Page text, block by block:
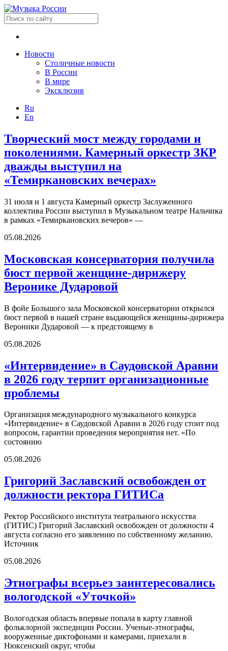
Новости
Столичные новости
В России
В мире
Эксклюзив
Ru
En
Творческий мост между городами и
поколениями. Камерный оркестр ЗКР
дважды выступил на
«Темиркановских вечерах»
31 июля и 1 августа Камерный оркестр Заслуженного
коллектива России выступил в Музыкальном театре Нальчика
в рамках «Темиркановских вечеров» —
05.08.2026
Московская консерватория получила
бюст первой женщине-дирижеру
Веронике Дударовой
В фойе Большого зала Московской консерватории открылся
бюст первой в нашей стране выдающейся женщины-дирижера
Вероники Дударовой — к предстоящему в
05.08.2026
«Интервидение» в Саудовской Аравии
в 2026 году терпит организационные
проблемы
Организация международного музыкального конкурса
«Интервидение» в Саудовской Аравии в 2026 году стоит под
вопросом, гарантии проведения мероприятия нет. «По
состоянию
05.08.2026
Григорий Заславский освобожден от
должности ректора ГИТИСа
Ректор Российского института театрального искусства
(ГИТИС) Григорий Заславский освобожден от должности 4
августа согласно его заявлению по собственному желанию.
Источник
05.08.2026
Этнографы всерьез заинтересовались
вологодской «Уточкой»
Вологодская область впервые попала в карту главной
фольклорной экспедиции России. Ученые-этнографы,
вооруженные диктофонами и камерами, приехали в
Нюксенский округ, чтобы